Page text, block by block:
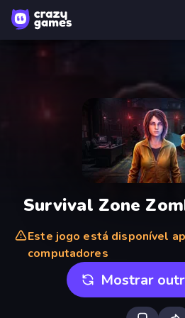
Survival Zone
Este jogo está disponível
computadores
Mostrar